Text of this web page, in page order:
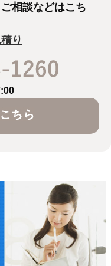
相談などはこち
り